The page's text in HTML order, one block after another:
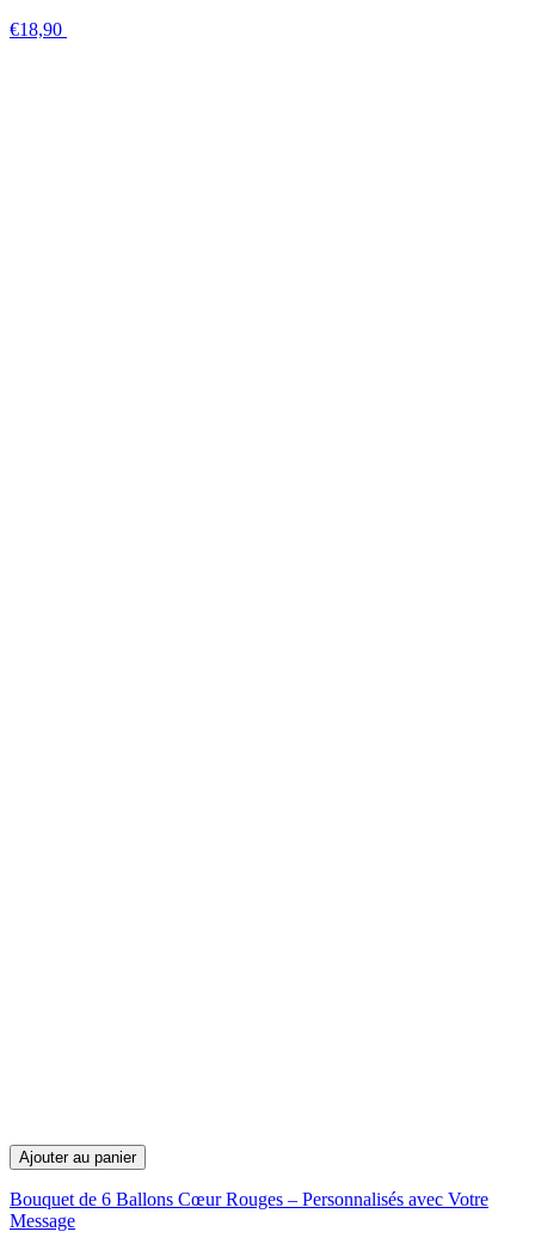
€18,90
Ajouter au panier
Bouquet de 6 Ballons Cœur Rouges – Personnalisés avec Votre
Message